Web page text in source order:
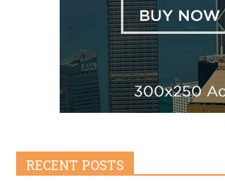
RECENT POSTS